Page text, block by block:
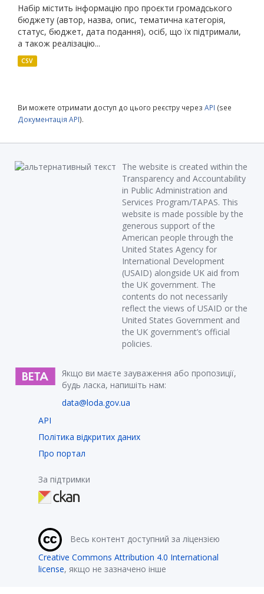
Набір містить інформацію про проєкти громадського
бюджету (автор, назва, опис, тематична категорія,
статус, бюджет, дата подання), осіб, що їх підтримали,
а також реалізацію...
CSV
Ви можете отримати доступ до цього реєстру через API (see
Документація API).
The website is created within the
Transparency and Accountability
in Public Administration and
Services Program/TAPAS. This
website is made possible by the
generous support of the
American people through the
United States Agency for
International Development
(USAID) alongside UK aid from
the UK government. The
contents do not necessarily
reflect the views of USAID or the
United States Government and
the UK government’s official
policies.
Якщо ви маєте зауваження або пропозиції,
будь ласка, напишіть нам:
data@loda.gov.ua
API
Політика відкритих даних
Про портал
За підтримки
Весь контент доступний за ліцензією
Creative Commons Attribution 4.0 International
license, якщо не зазначено інше